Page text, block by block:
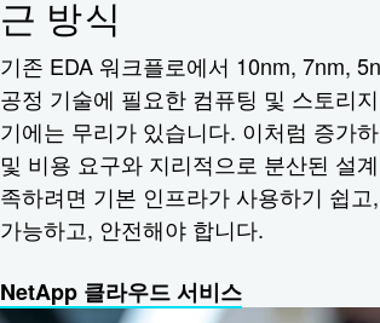
근 방식
기존 EDA 워크플로에서 10nm, 7nm,
공정 기술에 필요한 컴퓨팅 및 스토리
기에는 무리가 있습니다. 이처럼 증가
및 비용 요구와 지리적으로 분산된 설
족하려면 기본 인프라가 사용하기 쉽
가능하고, 안전해야 합니다.
NetApp 클라우드 서비스